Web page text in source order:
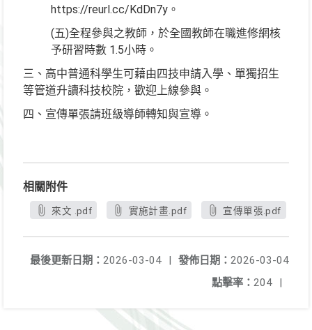
https://reurl.cc/KdDn7y。
(五)全程參與之教師，於全國教師在職進修網核
予研習時數 1.5小時。
三、高中普通科學生可藉由四技申請入學、單獨招生
等管道升讀科技校院，歡迎上線參與。
四、宣傳單張請班級導師轉知與宣導。
相關附件
來文 .pdf 實施計畫.pdf 宣傳單張.pdf
發佈日期： 2026-03-04
最後更新日期： 2026-03-04
|
點擊率： 204 |